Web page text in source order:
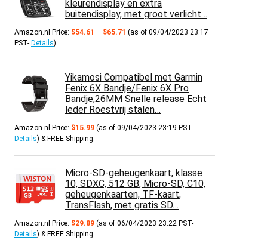
kleurendisplay en extra
buitendisplay, met groot verlicht…
Amazon.nl Price: $54.61 – $65.71 Prijsklasse:
$54.61
(as of 09/04/2023 23:17
PST- Details)
Yikamosi Compatibel met Garmin
Fenix 6X Bandje/Fenix 6X Pro
Bandje,26MM Snelle release Echt
leder Roestvrij stalen…
Amazon.nl Price: $15.99 (as of 09/04/2023 23:19 PST-
Details) & FREE Shipping.
Micro-SD-geheugenkaart, klasse
10, SDXC, 512 GB, Micro-SD, C10,
geheugenkaarten, TF-kaart,
TransFlash, met gratis SD…
Amazon.nl Price: $29.89 (as of 06/04/2023 23:22 PST-
Details) & FREE Shipping.